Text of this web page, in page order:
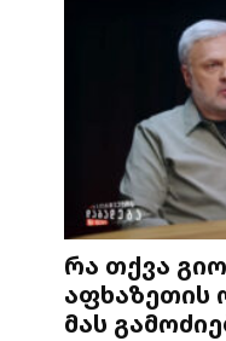
რა თქვა
აფხაზეთის
მას